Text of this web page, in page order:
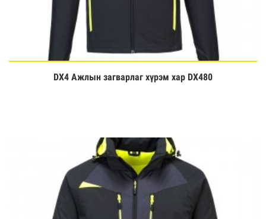
Үзэх
DX4 Ажлын загварлаг хүрэм хар DX480